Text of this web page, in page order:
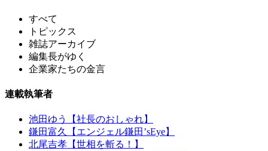
すべて
トピックス
雑誌アーカイブ
編集長がゆく
企業家たちの金言
連載執筆者
池田ゆう【社長のおしゃれ】
鎌田富久【エンジェル鎌田’sEye】
北尾吉孝【世相を斬る！】